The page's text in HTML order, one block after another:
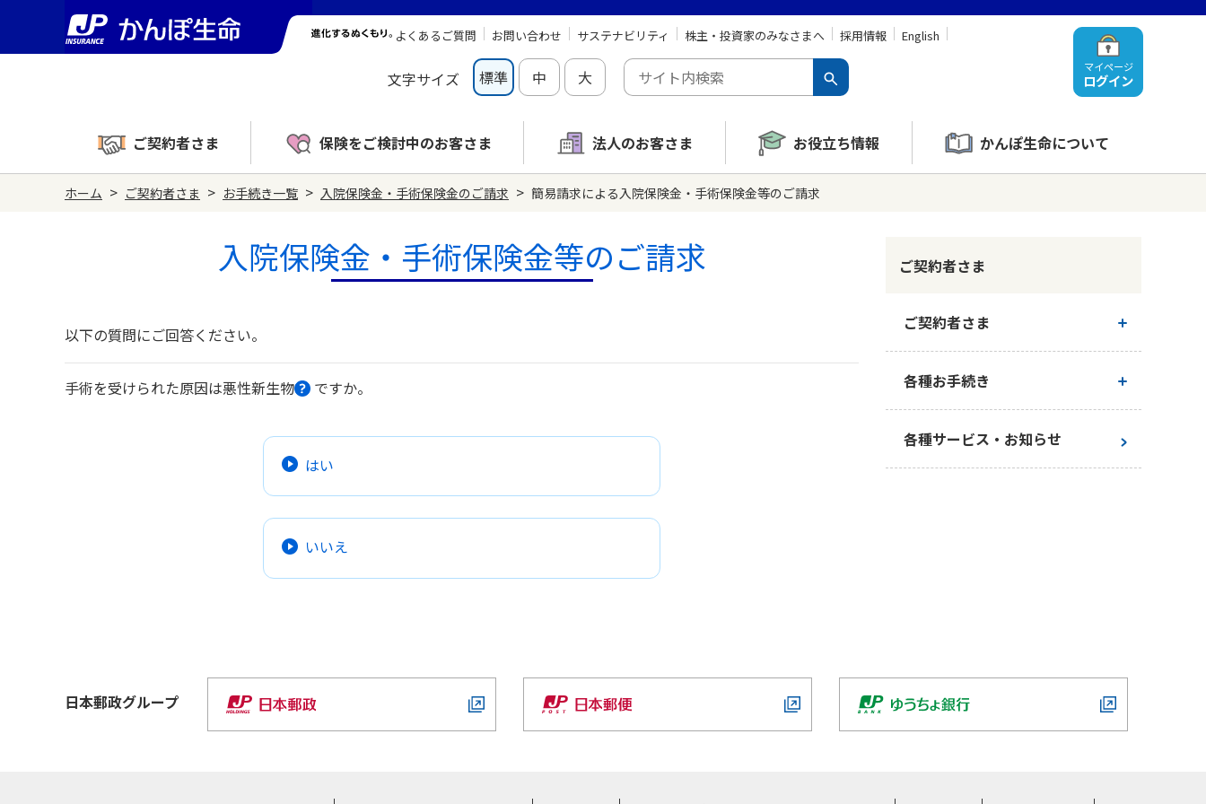
マイページ
ログイン
よくあるご質問 お問い合わせ サステナビリティ 株主・投資家のみなさまへ 採用情報 English
文字サイズ 標準 中 大
ご契約者さま 保険をご検討中のお客さま 法人のお客さま お役立ち情報 かんぽ生命について
ホーム > ご契約者さま > お手続き一覧 > 入院保険金・手術保険金のご請求 > 簡易請求による入院保険金・手術保険金等のご請求
入院保険金・手術保険金等のご請求
以下の質問にご回答ください。
手術を受けられた原因は悪性新生物 ですか。
はい
いいえ
ご契約者さま
ご契約者さま
ご契約内容の確認
各種お手続き
お手続き一覧
各種サービス・お知らせ
日本郵政グループ